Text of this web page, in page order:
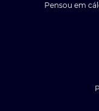
Pensou em